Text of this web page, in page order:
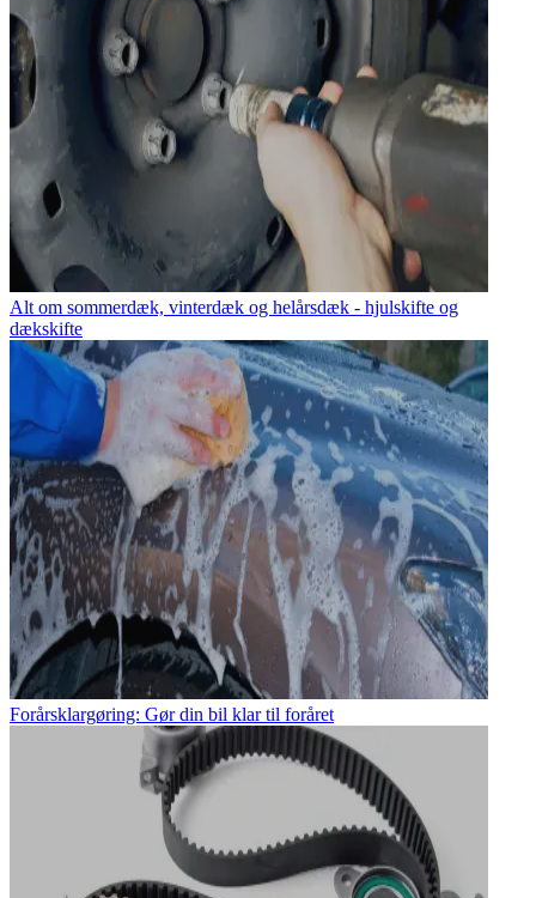
Alt om sommerdæk, vinterdæk og helårsdæk - hjulskifte og
dækskifte
Forårsklargøring: Gør din bil klar til foråret